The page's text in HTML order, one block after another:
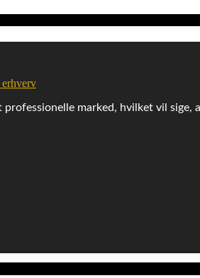
marked, hvilket vil sige,